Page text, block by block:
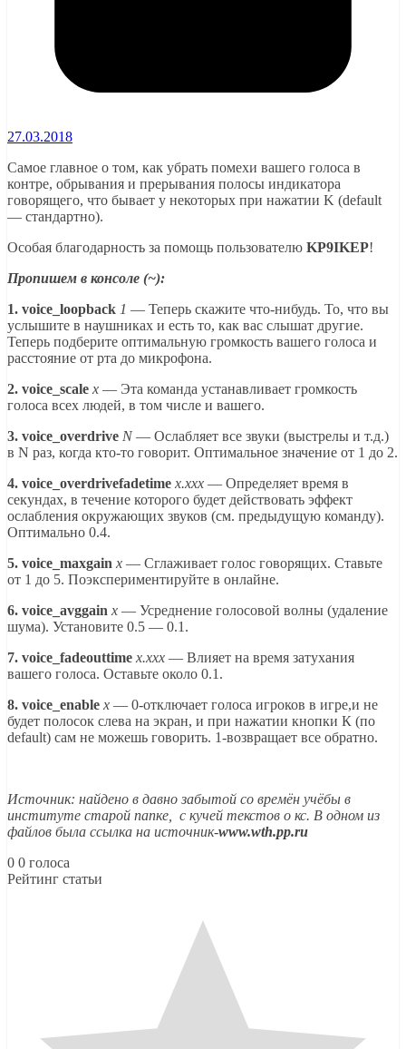
27.03.2018
Самое главное о том, как убрать помехи вашего голоса в
контре, обрывания и прерывания полосы индикатора
говорящего, что бывает у некоторых при нажатии K (default
— стандартно).
Особая благодарность за помощь пользователю KP9IKEP!
Пропишем в консоле (~):
1. voice_loopback 1 — Теперь скажите что-нибудь. То, что вы
услышите в наушниках и есть то, как вас слышат другие.
Теперь подберите оптимальную громкость вашего голоса и
расстояние от рта до микрофона.
2. voice_scale x — Эта команда устанавливает громкость
голоса всех людей, в том числе и вашего.
3. voice_overdrive N— Ослабляет все звуки (выстрелы и т.д.)
в N раз, когда кто-то говорит. Оптимальное значение от 1 до 2.
4. voice_overdrivefadetime x.xxx — Определяет время в
секундах, в течение которого будет действовать эффект
ослабления окружающих звуков (см. предыдущую команду).
Оптимально 0.4.
5. voice_maxgain x — Сглаживает голос говорящих. Ставьте
от 1 до 5. Поэкспериментируйте в онлайне.
6. voice_avggain x — Усреднение голосовой волны (удаление
шума). Установите 0.5 — 0.1.
7. voice_fadeouttime x.xxx — Влияет на время затухания
вашего голоса. Оставьте около 0.1.
8. voice_enable x — 0-отключает голоса игроков в игре,и не
будет полосок слева на экран, и при нажатии кнопки К (по
default) сам не можешь говорить. 1-возвращает все обратно.
Источник: найдено в давно забытой со времён учёбы в
институте старой папке, с кучей текстов о кс. В одном из
файлов была ссылка на источник-www.wth.pp.ru
0 0 голоса
Рейтинг статьи